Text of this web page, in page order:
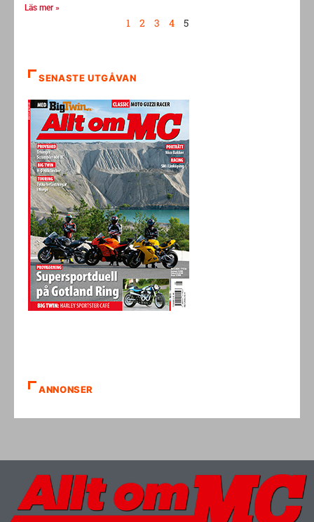
Läs mer »
1 2 3 4 5
SENASTE UTGÅVAN
ANNONSER